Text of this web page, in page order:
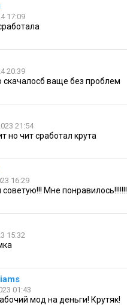
17:09
20:39
скачалосб ваще без проблем
21:54
но чит сработал крута
16:29
советую!!! Мне понравилось!!!!!!!
15:32
01:43
мод на деньги! Крутяк!